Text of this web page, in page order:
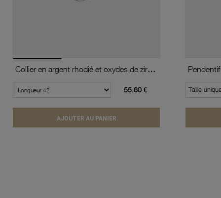
Collier en argent rhodié et oxydes de zirconium
55.60 €
AJOUTER AU PANIER
Taille